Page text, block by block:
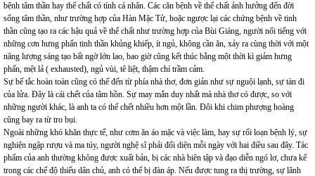
bệnh tâm thần hay thể chất có tính cá nhân. Các căn bệnh về thể chất ảnh hưởng đến đời
sống tâm thần, như trường hợp của Hàn Mặc Tử, hoặc ngược lại các chứng bệnh về tinh
thần cũng tạo ra các hậu quả về thể chất như trường hợp của Bùi Giáng, người nổi tiếng với
những cơn hưng phấn tinh thần khủng khiếp, ít ngủ, không cần ăn, xảy ra cùng thời với một
năng lượng sáng tạo bất ngờ lớn lao, bao giờ cũng kết thúc bằng một thời kì giảm hưng
phấn, mệt lả ( exhausted), ngủ vùi, tê liệt, thậm chí trầm cảm.
Sự bế tắc hoàn toàn cũng có thể đến từ phía nhà thơ, đơn giản như sự nguội lạnh, sự tàn đi
của lửa. Đây là cái chết của tâm hồn. Sự may mắn duy nhất mà nhà thơ có được, so với
những người khác, là anh ta có thể chết nhiều hơn một lần. Đôi khi chim phượng hoàng
cũng bay ra từ tro bụi.
Ngoài những khó khăn thực tế, như cơm ăn áo mặc và việc làm, hay sự rối loạn bệnh lý, sự
nghiện ngập rượu và ma túy, người nghệ sĩ phải đối diện mỗi ngày với hai điều sau đây. Tác
phẩm của anh thường không được xuất bản, bị các nhà biên tập và đạo diễn ngó lơ, chưa kể
trong các chế độ thiếu dân chủ, anh có thể bị đàn áp. Nếu được tung ra thị trường, sự lãnh